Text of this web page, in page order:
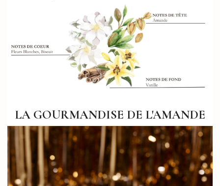
LA GOURMANDISE DE L'AMANDE